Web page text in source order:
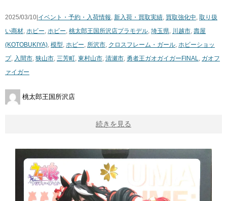
2025/03/10| イベント・予約・入荷情報, 新入荷・買取実績, 買取強化中, 取り扱
い商材, ホビー, ホビー, 桃太郎王国所沢店プラモデル, 埼玉県, 川越市, 壽屋
(KOTOBUKIYA), 模型, ホビー, 所沢市, クロスフレーム・ガール, ホビーショッ
プ, 入間市, 狭山市, 三芳町, 東村山市, 清瀬市, 勇者王ガオガイガーFINAL, ガオフ
ァイガー
桃太郎王国所沢店
続きを見る